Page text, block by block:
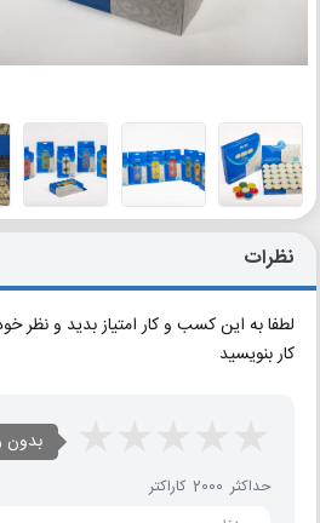
نظرات
لطفا به این کسب و کار امتیاز بدید و نظر
کار بنویسید
بدون
حداکثر 2000 کاراکتر